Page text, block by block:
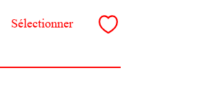
Sélectionner